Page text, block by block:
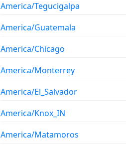
America/Tegucigalpa
America/Guatemala
America/Chicago
America/Monterrey
America/El_Salvador
America/Knox_IN
America/Matamoros